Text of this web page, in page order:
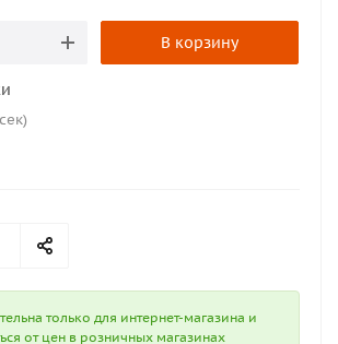
В корзину
только для интернет-магазина и
от цен в розничных магазинах